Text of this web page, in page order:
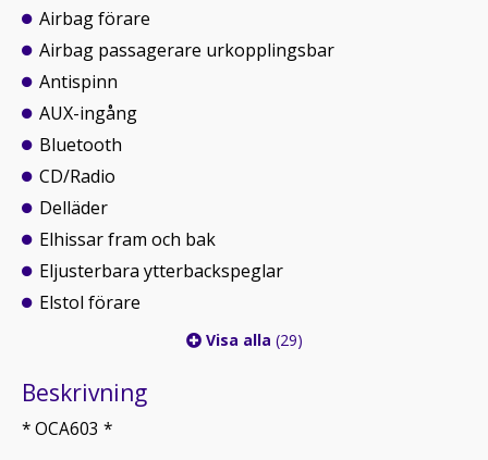
Airbag förare
Airbag passagerare urkopplingsbar
Antispinn
AUX-ingång
Bluetooth
CD/Radio
Delläder
Elhissar fram och bak
Eljusterbara ytterbackspeglar
Elstol förare
Visa alla (29)
Beskrivning
* OCA603 *